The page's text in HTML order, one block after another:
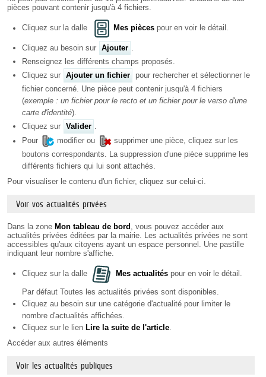
pièces pouvant contenir jusqu'à 4 fichiers.
Cliquez sur la dalle Mes piècespour en voir le détail.
Cliquez au besoin sur Ajouter .
Renseignez les différents champs proposés.
Cliquez sur Ajouter un fichier
pour rechercher et sélectionner le
fichier concerné. Une pièce peut contenir jusqu'à 4 fichiers
(exemple : un fichier pour le recto et un fichier pour le verso d'une
carte d'identité).
Cliquez sur Valider .
Pour
modifier ou
supprimer une pièce, cliquez sur les
boutons correspondants. La suppression d'une pièce supprime les
différents fichiers qui lui sont attachés.
Pour visualiser le contenu d'un fichier, cliquez sur celui-ci.
Voir vos actualités privées
Dans la zone Mon tableau de bord
, vous pouvez accéder aux
actualités privées éditées par la mairie. Les actualités privées ne sont
accessibles qu'aux citoyens ayant un espace personnel. Une pastille
indiquant leur nombre s'affiche.
Cliquez sur la dalle Mes actualitéspour en voir le détail.
Par défaut Toutes les actualités privées sont disponibles.
Cliquez au besoin sur une catégorie d'actualité pour limiter le
nombre d'actualités affichées.
Cliquez sur le lien Lire la suite de l'article.
Accéder aux autres éléments
Voir les actualités publiques